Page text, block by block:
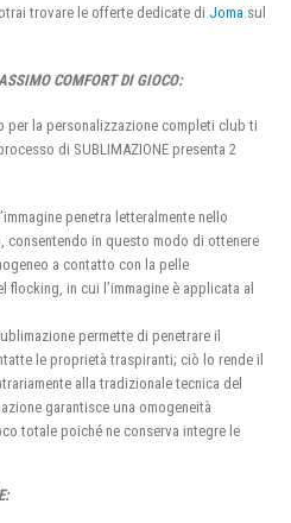
trovare le offerte dedicate di Joma sul
COMFORT DI GIOCO:
la personalizzazione completi club ti
di SUBLIMAZIONE presenta 2
penetra letteralmente nello
consentendo in questo modo di ottenere
a contatto con la pelle
flocking, in cui l’immagine è applicata al
permette di penetrare il
le proprietà traspiranti; ciò lo rende il
alla tradizionale tecnica del
garantisce una omogeneità
totale poiché ne conserva integre le